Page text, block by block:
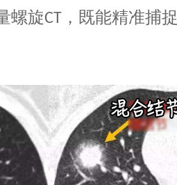
螺旋CT ，既能精准捕捉